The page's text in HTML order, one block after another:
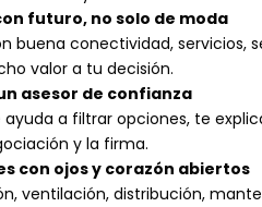
futuro, no solo de moda
buena conectividad, servicios,
valor a tu decisión.
asesor de confianza
a filtrar opciones, te
y la firma.
con ojos y corazón abiertos
ventilación, distribución,